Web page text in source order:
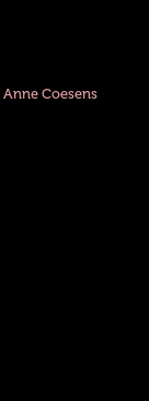
Anne Coesens